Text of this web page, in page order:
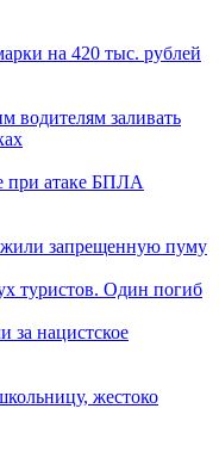
на 420 тыс. рублей
водителям заливать
при атаке БПЛА
запрещенную пуму
туристов. Один погиб
за нацистское
жестоко